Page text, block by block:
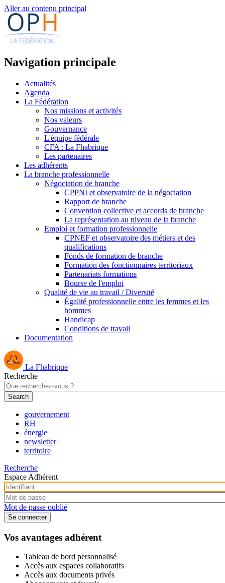
Aller au contenu principal
Navigation principale
Actualités
Agenda
La Fédération
Nos missions et activités
Nos valeurs
Gouvernance
L'équipe fédérale
CFA : La Fhabrique
Les partenaires
Les adhérents
La branche professionnelle
Négociation de branche
CPPNI et observatoire de la négociation
Rapport de branche
Convention collective et accords de branche
La représentation au niveau de la branche
Emploi et formation professionnelle
CPNEF et observatoire des métiers et des
qualifications
Fonds de formation de branche
Formation des fonctionnaires territoriaux
Partenariats formations
Bourse de l'emploi
Qualité de vie au travail / Diversité
Égalité professionnelle entre les femmes et les
hommes
Handicap
Conditions de travail
Documentation
La Fhabrique
Recherche
gouvernement
RH
énergie
newsletter
territoire
Recherche
Espace Adhérent
Mot de passe oublié
Vos avantages adhérent
Tableau de bord personnalisé
Accès aux espaces collaboratifs
Accès aux documents privés